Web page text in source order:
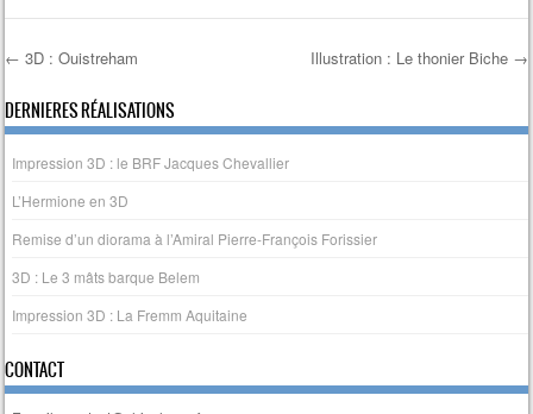
Post navigation
← 3D : Ouistreham Illustration : Le thonier Biche →
DERNIERES RÉALISATIONS
Impression 3D : le BRF Jacques Chevallier
L’Hermione en 3D
Remise d’un diorama à l’Amiral Pierre-François Forissier
3D : Le 3 mâts barque Belem
Impression 3D : La Fremm Aquitaine
CONTACT